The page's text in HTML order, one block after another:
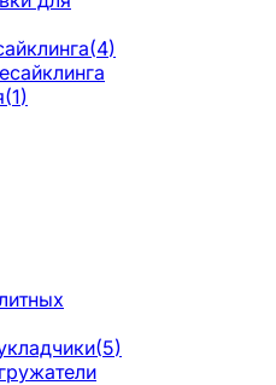
(4)
(1)
(5)